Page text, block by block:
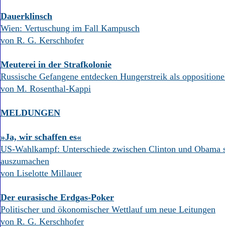
Dauerklinsch
Wien: Vertuschung im Fall Kampusch
von R. G. Kerschhofer
Meuterei in der Strafkolonie
Russische Gefangene entdecken Hungerstreik als
von M. Rosenthal-Kappi
MELDUNGEN
»Ja, wir schaffen es«
US-Wahlkampf: Unterschiede zwischen Clinton und Obama
auszumachen
von Liselotte Millauer
Der eurasische Erdgas-Poker
Politischer und ökonomischer Wettlauf um neue Leitungen
von R. G. Kerschhofer